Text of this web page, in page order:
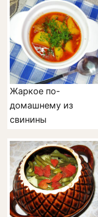
Жаркое по-
домашнему из
свинины